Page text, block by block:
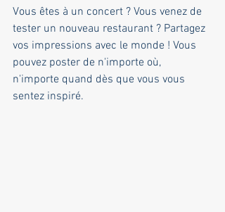
Vous êtes à un concert ? Vous venez de
tester un nouveau restaurant ? Partagez
vos impressions avec le monde ! Vous
pouvez poster de n'importe où,
n'importe quand dès que vous vous
sentez inspiré.